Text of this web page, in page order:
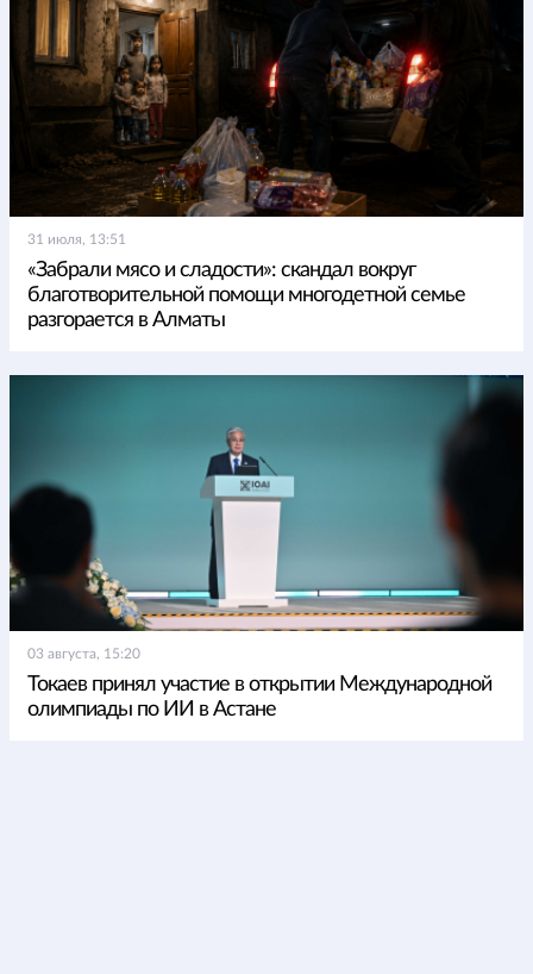
31 июля, 13:51
«Забрали мясо и сладости»: скандал вокруг
благотворительной помощи многодетной семье
разгорается в Алматы
03 августа, 15:20
Токаев принял участие в открытии Международной
олимпиады по ИИ в Астане